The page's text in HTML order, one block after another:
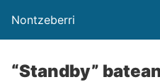
Nontzeberri
“Standby”